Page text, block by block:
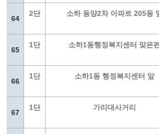
64
2단 소하 동양2차 아파트 205동
65
1단 소하1동행정복지센터 맞은편
66
1단 소하1동 행정복지센터 앞
67
1단 가리대사거리